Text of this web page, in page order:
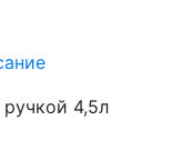
4,5л